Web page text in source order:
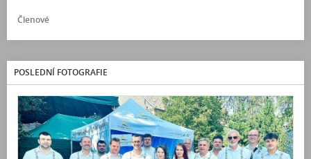
Členové
POSLEDNÍ FOTOGRAFIE